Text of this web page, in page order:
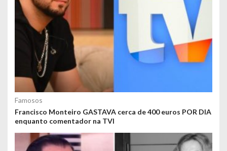
Famosos
Francisco Monteiro GASTAVA cerca de 400 euros POR DIA
enquanto comentador na TVI